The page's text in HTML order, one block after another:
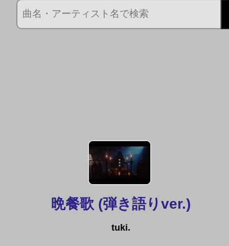
晩餐歌 (弾き語りver.)
tuki.